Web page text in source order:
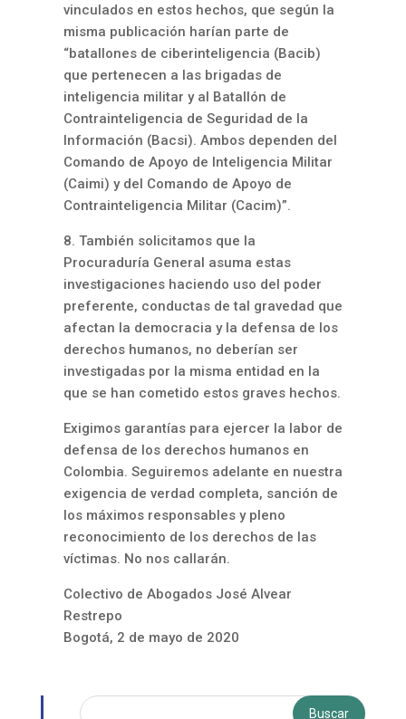
vinculados en estos hechos, que según la
misma publicación harían parte de
“batallones de ciberinteligencia (Bacib)
que pertenecen a las brigadas de
inteligencia militar y al Batallón de
Contrainteligencia de Seguridad de la
Información (Bacsi). Ambos dependen del
Comando de Apoyo de Inteligencia Militar
(Caimi) y del Comando de Apoyo de
Contrainteligencia Militar (Cacim)”.
8. También solicitamos que la
Procuraduría General asuma estas
investigaciones haciendo uso del poder
preferente, conductas de tal gravedad que
afectan la democracia y la defensa de los
derechos humanos, no deberían ser
investigadas por la misma entidad en la
que se han cometido estos graves hechos.
Exigimos garantías para ejercer la labor de
defensa de los derechos humanos en
Colombia. Seguiremos adelante en nuestra
exigencia de verdad completa, sanción de
los máximos responsables y pleno
reconocimiento de los derechos de las
víctimas. No nos callarán.
Colectivo de Abogados José Alvear
Restrepo
Bogotá, 2 de mayo de 2020